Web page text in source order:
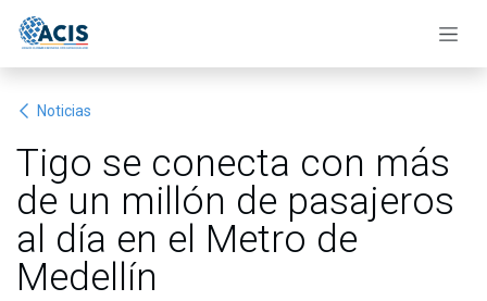
Noticias
Tigo se conecta con más
de un millón de pasajeros
al día en el Metro de
Medellín